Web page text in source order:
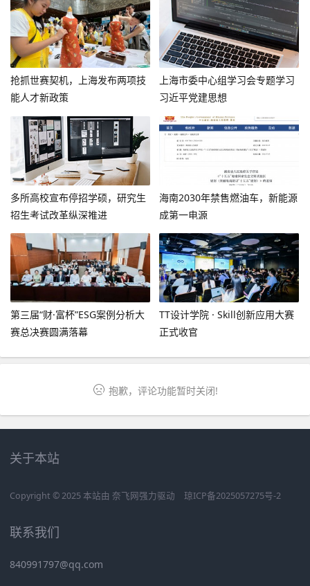
抢抓世赛契机，上海发布两项技
能人才新政策
上海市委中心组学习会专题学习
习近平党建思想
多所高校宣布停招学硕，研究生
招生考试改革纵深推进
海南2030年禁售燃油车，新能源
成第一电源
第三届“财·富杯”ESG案例分析大
赛总决赛圆满落幕
TT设计学院 · Skill创新应用大赛
正式收官
抱歉，评论功能暂时关闭!
关于本站
Copyright © 2025 本站由 奈飞网强力驱动 琼ICP备2025057275号-2
联系我们
840991797@qq.com